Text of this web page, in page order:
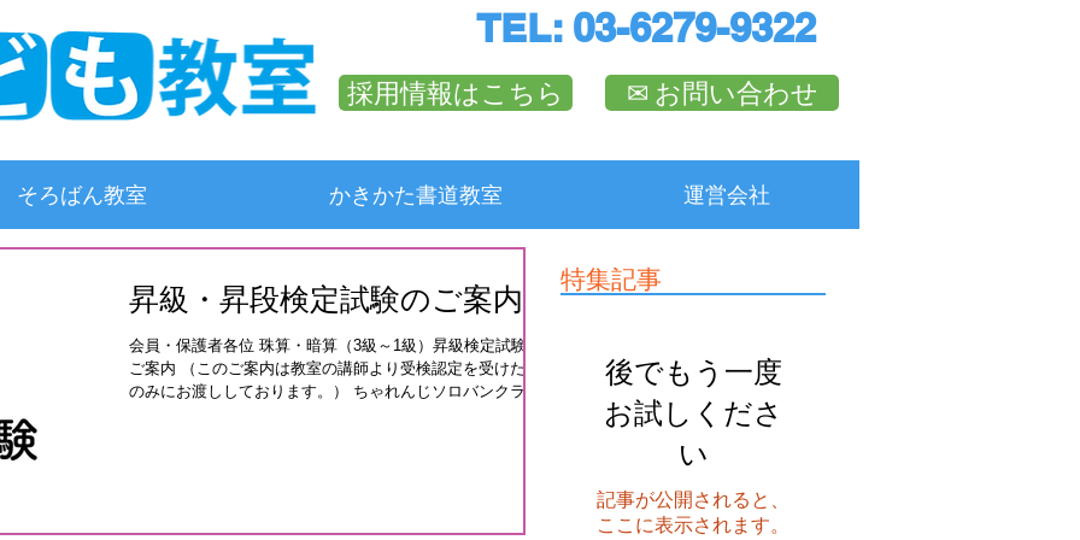
TEL: 03-6279-9322
✉︎ お問い合わせ
採用情報はこちら
昇級・昇段検定試験のご案内
会員・保護者各位 珠算・暗算（3級～1級）昇級検定試験の
ご案内 （このご案内は教室の講師より受検認定を受けた方
のみにお渡ししております。） ちゃれんじソロバンクラブ
特集記事
後でもう一度
お試しくださ
い
記事が公開されると、
ここに表示されます。
そろばん教室 かきかた書道教室 運営会社